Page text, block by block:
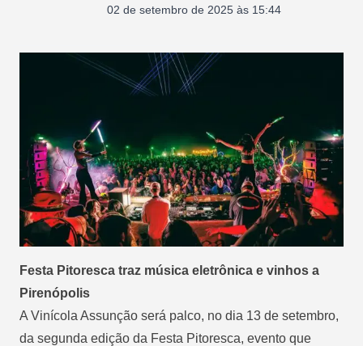
02 de setembro de 2025 às 15:44
Festa Pitoresca traz música eletrônica e vinhos a
Pirenópolis
A Vinícola Assunção será palco, no dia 13 de setembro,
da segunda edição da Festa Pitoresca, evento que